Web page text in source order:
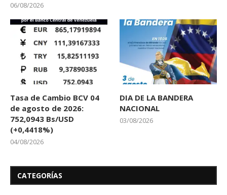
06/08/2026
Tasa de Cambio BCV 04
de agosto de 2026:
752,0943 Bs/USD
(+0,4418%)
04/08/2026
DIA DE LA BANDERA
NACIONAL
03/08/2026
CATEGORÍAS